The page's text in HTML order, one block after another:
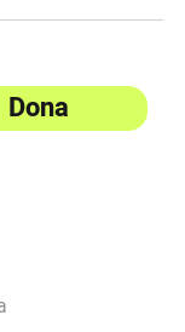
Dona